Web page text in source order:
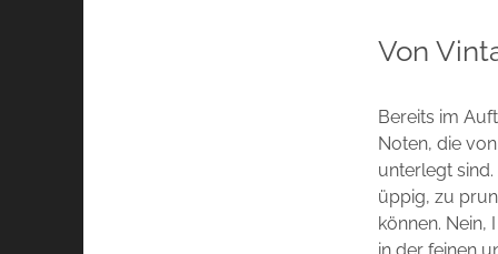
Von
Bereits im
Noten, die
unterlegt
üppig, zu
können. Nein,